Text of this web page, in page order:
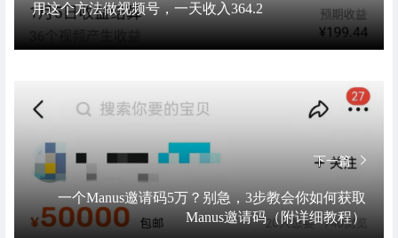
用这个方法做视频号，一天收入364.2
下一篇
一个Manus邀请码5万？别急，3步教会你如何获取
Manus邀请码（附详细教程）